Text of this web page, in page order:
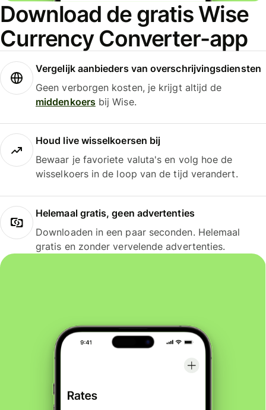
Download de gratis Wise
Currency Converter-app
Vergelijk aanbieders van overschrijvingsdiensten
Geen verborgen kosten, je krijgt altijd de
middenkoersbij Wise.
Houd live wisselkoersen bij
Bewaar je favoriete valuta's en volg hoe de
wisselkoers in de loop van de tijd verandert.
Helemaal gratis, geen advertenties
Downloaden in een paar seconden. Helemaal
gratis en zonder vervelende advertenties.